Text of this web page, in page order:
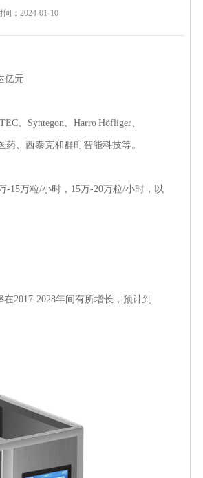
间：2024-01-10
亿元
、Syntegon、Harro Höfliger、
、西泰克和群町智能科技等。
-15万粒/小时，15万-20万粒/小时，以
2017-2028年间有所增长，预计到